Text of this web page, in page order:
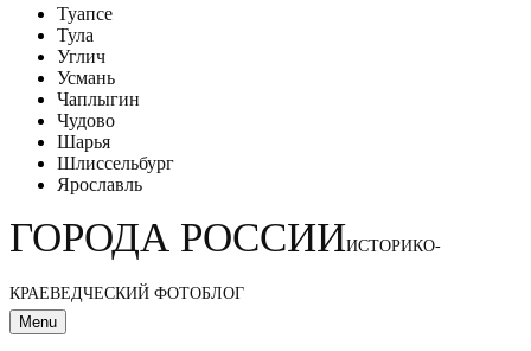
Туапсе
Тула
Углич
Усмань
Чаплыгин
Чудово
Шарья
Шлиссельбург
Ярославль
ГОРОДА РОССИИИСТОРИКО-
КРАЕВЕДЧЕСКИЙ ФОТОБЛОГ
Menu